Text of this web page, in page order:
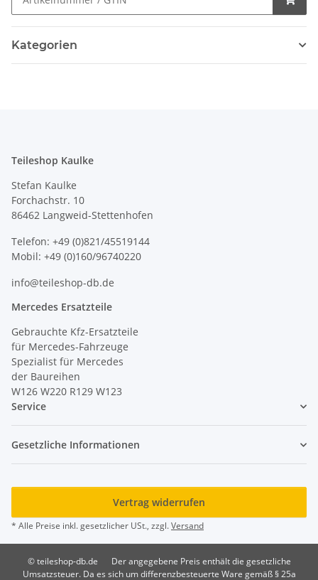
Kategorien
Teileshop Kaulke
Stefan Kaulke
Forchachstr. 10
86462 Langweid-Stettenhofen
Telefon: +49 (0)821/45519144
Mobil: +49 (0)160/96740220
info@teileshop-db.de
Mercedes Ersatzteile
Gebrauchte Kfz-Ersatzteile
für Mercedes-Fahrzeuge
Spezialist für Mercedes
der Baureihen
W126 W220 R129 W123
Service
Gesetzliche Informationen
Vertrag widerrufen
* Alle Preise inkl. gesetzlicher USt., zzgl.Versand
© teileshop-db.de
Der angegebene Preis enthält die gesetzliche
Umsatzsteuer. Da es sich um differenzbesteuerte Ware gemäß § 25a